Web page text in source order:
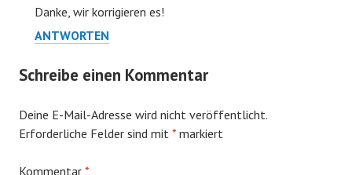
Danke, wir korrigieren es!
ANTWORTEN
Schreibe einen Kommentar
Deine E-Mail-Adresse wird nicht veröffentlicht.
Erforderliche Felder sind mit * markiert
Kommentar *